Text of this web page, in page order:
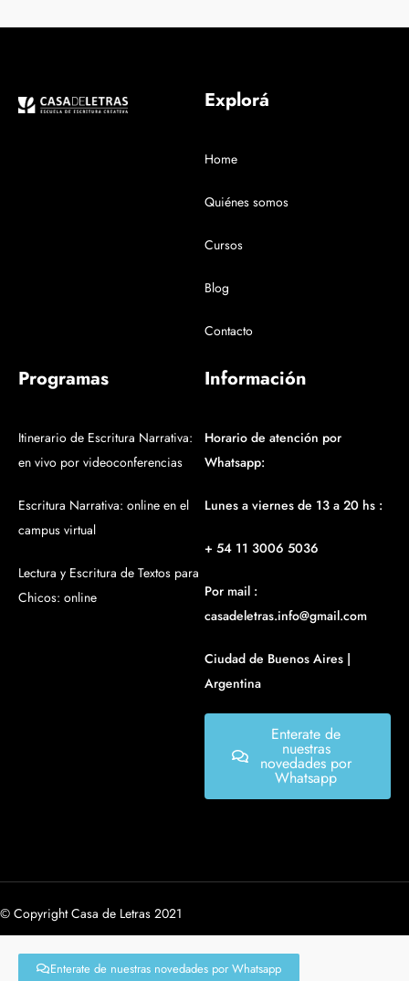
Explorá
Home
Quiénes somos
Cursos
Blog
Contacto
Programas
Itinerario de Escritura Narrativa:
en vivo por videoconferencias
Escritura Narrativa: online en el
campus virtual
Lectura y Escritura de Textos para
Chicos: online
Información
Horario de atención por
Whatsapp:
Lunes a viernes de 13 a 20 hs :
+ 54 11 3006 5036
Por mail :
casadeletras.info@gmail.com
Ciudad de Buenos Aires |
Argentina
Enterate de
nuestras
novedades por
Whatsapp
© Copyright Casa de Letras 2021
Enterate de nuestras novedades por Whatsapp